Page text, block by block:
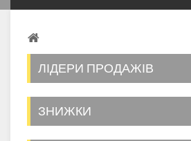
ЛІДЕРИ ПРОДАЖІВ
ЗНИЖКИ